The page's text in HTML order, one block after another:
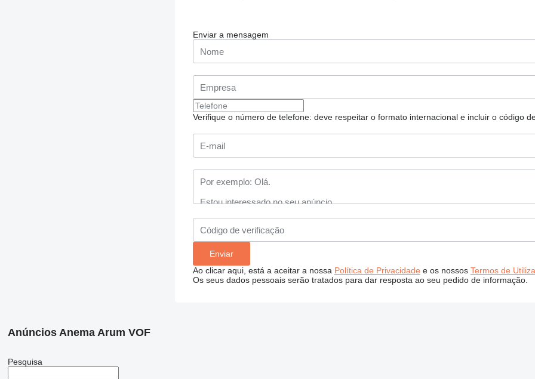
Enviar a mensagem
Verifique o número de telefone: deve respeitar o formato internacional e incluir o código
Ao clicar aqui, está a aceitar a nossa Política de Privacidade e os nossos Termos de
Os seus dados pessoais serão tratados para dar resposta ao seu pedido de informação.
Anúncios Anema Arum VOF
Pesquisa